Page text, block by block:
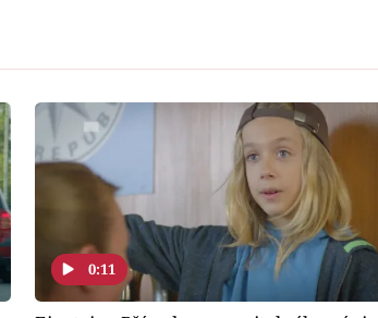
0:11